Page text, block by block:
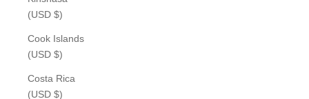
(USD $)
Cook Islands
(USD $)
Costa Rica
(USD $)